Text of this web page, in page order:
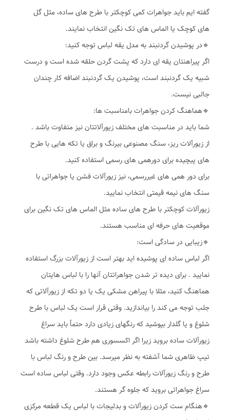
گفته ایم باید جواهرات کمی کوچکتر با طرح های ساده، مثل گل
های کوچک یا الماس های تک نگین انتخاب نمایند.
🔹️در پوشیدن گردنبند به مدل یقه لباس توجه کنید:
اگر پیراهنتان یقه ای دارد که پشت گردن حلقه شده است و درست
شبیه یک گردنبند است، پوشیدن یک گردنبند اضافه کار چندان
جالبی نیست.
🔹️هماهنگ کردن جواهرات بامناسبت ها:
شما باید در مناسبت های مختلف زیورآلاتتان نیز متفاوت باشد .
از زیورآلات ریز، سنگ مصنوعی بیرنگ و براق یا تکه هایی با طرح
های پیچیده برای دورهمی های رسمی استفاده کنید.
برای دور همی های غیررسمی، نیز زیورآلات فشن یا جواهراتی با
سنگ های نیمه قیمتی انتخاب نمایید.
زیورآلات کوچکتر با طرح های ساده مثل الماس های تک نگین برای
موقعیت های حرفه ای مناسب هستند.
🔹️زیبایی در سادگی است:
اگر لباس ساده ای پوشیده اید بهتر است از زیورآلات بزرگ استفاده
نمایید . برای دیده تر شدن جواهراتتان آنها را با لباس هایتان
هماهنگ کنید، مثلا با پیراهن مشکی یک یا دو تکه از زیورآلاتی که
جلب توجه می کند را بیاندازید. وقتی قرار است یک لباس با طرح
شلوغ و یا گلدار بپوشید که رنگهای زیادی دارد حتماً باید سراغ
زیورآلات ساده بروید زیرا اگر اکسسوری هم طرح شلوغ داشته باشد
تیپ ظاهری شما آشفته به نظر میرسد. بین طرح و رنگ لباس با
طرح و رنگ زیورآلات رابطه عکس وجود دارد. وقتی لباس ساده است
سراغ جواهراتی بروید که جلوه گر هستند.
🔹️هنگام ست کردن زیورآلات و بدلیجات با لباس یک قطعه مرکزی